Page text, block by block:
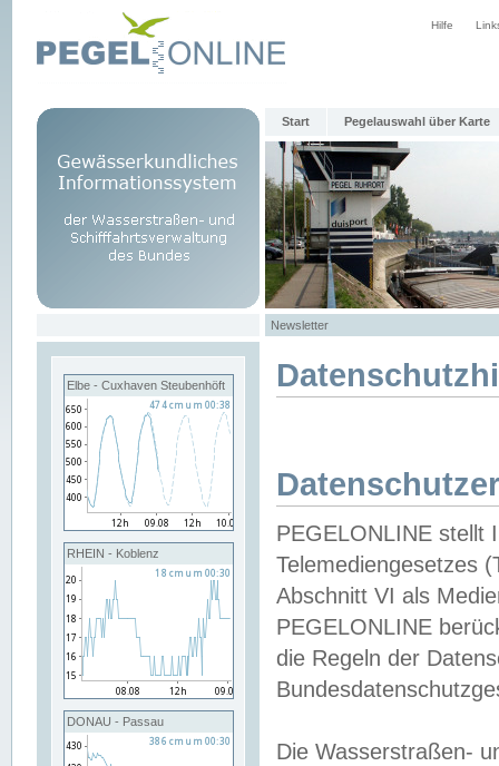
Hilfe
Start Pegelauswahl über Karte
Newsletter
Elbe - Cuxhaven Steubenhöft
RHEIN - Koblenz
DONAU - Passau
PEGELONLINE stellt
Telemediengesetzes
Abschnitt VI als
PEGELONLINE
die Regeln der
Die Wasserstraßen-